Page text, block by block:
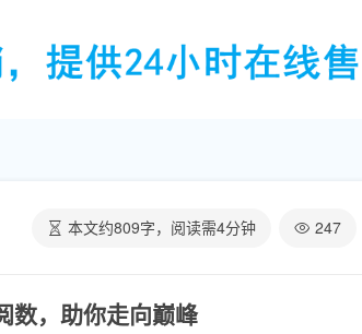
本文约809字，阅读需4分钟 247
数，助你走向巅峰